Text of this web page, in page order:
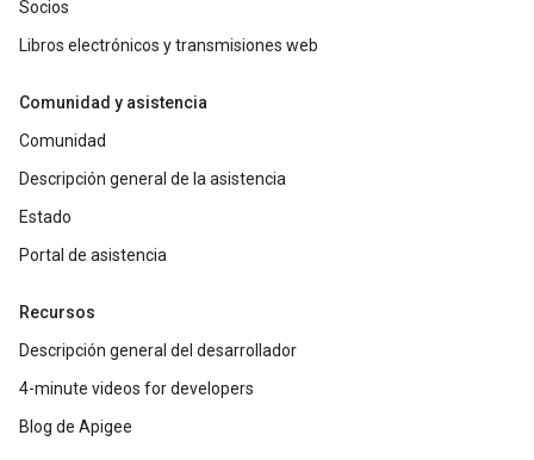
Socios
Libros electrónicos y transmisiones web
Comunidad y asistencia
Comunidad
Descripción general de la asistencia
Estado
Portal de asistencia
Recursos
Descripción general del desarrollador
4-minute videos for developers
Blog de Apigee